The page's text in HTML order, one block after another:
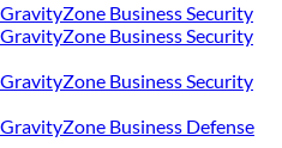
Business Security
Business Security
Business Security
Business Defense